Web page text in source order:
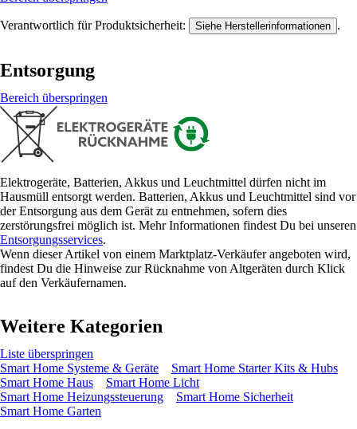
Verantwortlich für Produktsicherheit: Siehe Herstellerinformationen .
Entsorgung
Bereich überspringen
Elektrogeräte, Batterien, Akkus und Leuchtmittel dürfen nicht im
Hausmüll entsorgt werden. Batterien, Akkus und Leuchtmittel sind vor
der Entsorgung aus dem Gerät zu entnehmen, sofern dies
zerstörungsfrei möglich ist. Mehr Informationen findest Du bei unseren
Entsorgungsservices.
Wenn dieser Artikel von einem Marktplatz-Verkäufer angeboten wird,
findest Du die Hinweise zur Rücknahme von Altgeräten durch Klick
auf den Verkäufernamen.
Weitere Kategorien
Liste überspringen
Smart Home Systeme & Geräte
Smart Home Starter Kits & Hubs
Smart Home Haus
Smart Home Licht
Smart Home Heizungssteuerung
Smart Home Sicherheit
Smart Home Garten